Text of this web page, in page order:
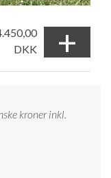
DKK
+
kroner inkl.